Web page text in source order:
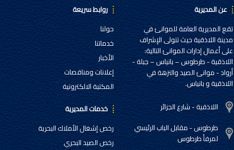
عن المديرية
تقع المديرية العامة للموانئ في
مدينة اللاذقية حيث تتولى الإشراف
على أعمال إدارات الموانئ التالية:
اللاذقية - طرطوس – بانياس – جبلة -
أرواد - موانئ الصيد والنزهة في
اللاذقية و بانياس.
اللاذقية - شارع الجزائر
طرطوس - مقابل الباب الرئيسي
لمرفأ طرطوس
روابط سريعة
حولنا
خدماتنا
الأخبار
إعلانات ومناقصات
المكتبة الالكترونية
خدمات المديرية
رخص إشغال الأملاك البحرية
رخص الصيد البحري